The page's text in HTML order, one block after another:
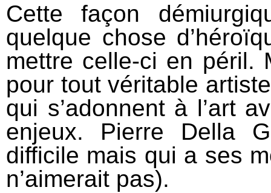
Cette façon
quelque chose
mettre celle-ci en péril.
pour tout véritable
qui s’adonnent à l’art
enjeux. Pierre Della
difficile mais qui a ses
n’aimerait pas).